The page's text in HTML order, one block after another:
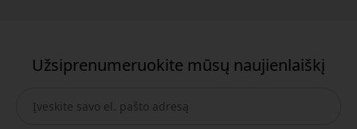
Užsiprenumeruokite mūsų naujienlaiškį